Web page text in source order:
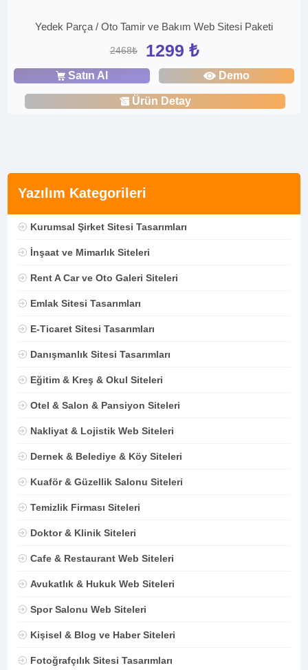
Yazılım Kategorileri
Kurumsal Şirket Sitesi Tasarımları
İnşaat ve Mimarlık Siteleri
Rent A Car ve Oto Galeri Siteleri
Emlak Sitesi Tasarımları
E-Ticaret Sitesi Tasarımları
Danışmanlık Sitesi Tasarımları
Eğitim & Kreş & Okul Siteleri
Otel & Salon & Pansiyon Siteleri
Nakliyat & Lojistik Web Siteleri
Dernek & Belediye & Köy Siteleri
Kuaför & Güzellik Salonu Siteleri
Temizlik Firması Siteleri
Doktor & Klinik Siteleri
Cafe & Restaurant Web Siteleri
Avukatlık & Hukuk Web Siteleri
Spor Salonu Web Siteleri
Kişisel & Blog ve Haber Siteleri
Fotoğrafçılık Sitesi Tasarımları
Yedek Parça / Oto Tamir ve Bakım Web Sitesi Paketi
2468₺ 1299 ₺
Satın Al Demo
Ürün Detay